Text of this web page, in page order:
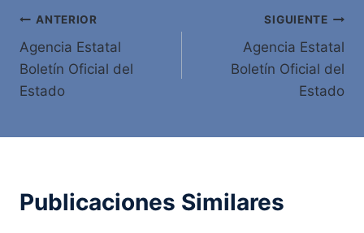
Navegación
de
entradas
ANTERIOR
Agencia Estatal
Boletín Oficial del
Estado
SIGUIENTE
Agencia Estatal
Boletín Oficial del
Estado
Publicaciones Similares